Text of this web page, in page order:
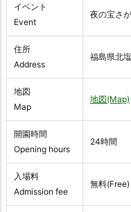
イベント
Event
夜の宝さ
住所
Address
福島県北
地図
Map
地図(Map)
開園時間
Opening hours
24時間
入場料
Admission fee
無料(Free)